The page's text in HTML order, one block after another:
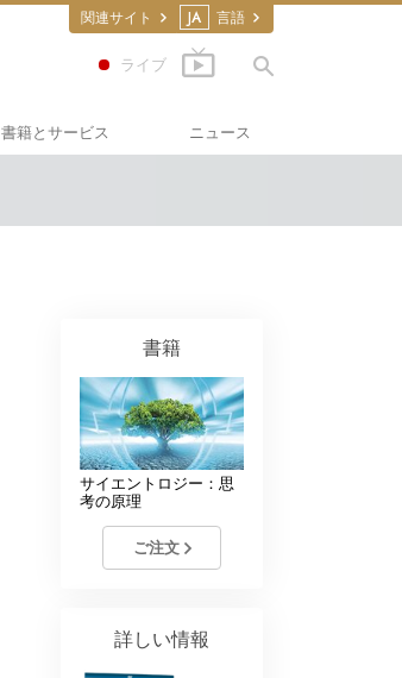
関連サイト JA 言語
ライブ
書籍とサービス ニュース
書籍
サイエントロジー：思
考の原理
ご注文
詳しい情報